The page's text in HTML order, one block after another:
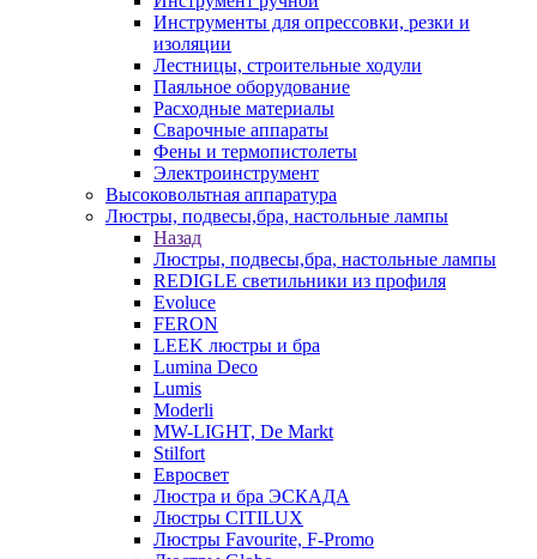
Инструменты для опрессовки, резки и
изоляции
Лестницы, строительные ходули
Паяльное оборудование
Расходные материалы
Сварочные аппараты
Фены и термопистолеты
Электроинструмент
Высоковольтная аппаратура
Люстры, подвесы,бра, настольные лампы
Назад
Люстры, подвесы,бра, настольные лампы
REDIGLE светильники из профиля
Evoluce
FERON
LEEK люстры и бра
Lumina Deco
Lumis
Moderli
MW-LIGHT, De Markt
Stilfort
Евросвет
Люстра и бра ЭСКАДА
Люстры CITILUX
Люстры Favourite, F-Promo